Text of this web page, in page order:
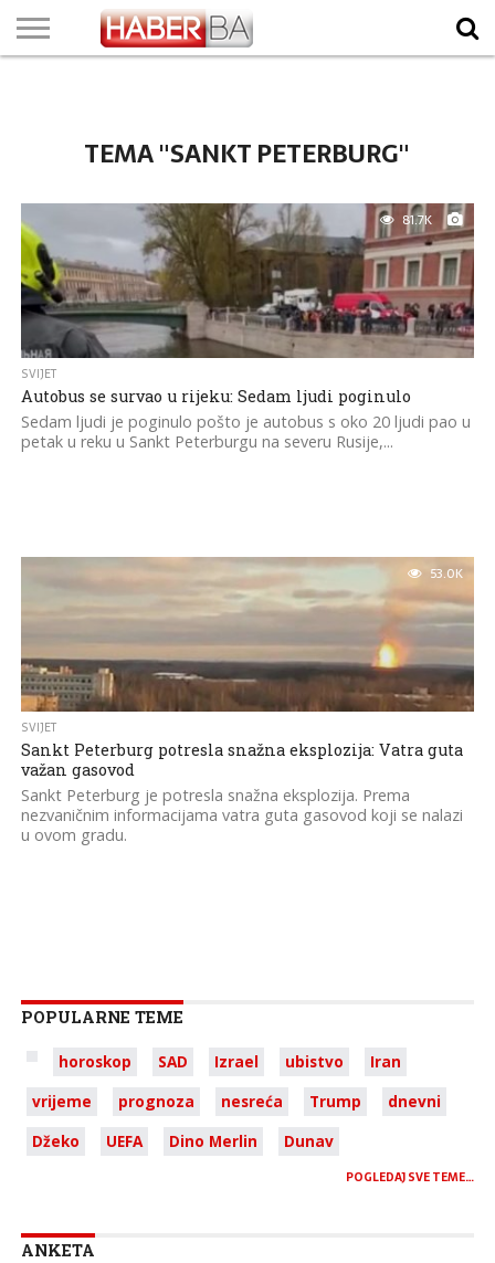
TEMA "SANKT PETERBURG"
81.7K
SVIJET
Autobus se survao u rijeku: Sedam ljudi poginulo
Sedam ljudi je poginulo pošto je autobus s oko 20 ljudi pao u
petak u reku u Sankt Peterburgu na severu Rusije,...
53.0K
SVIJET
Sankt Peterburg potresla snažna eksplozija: Vatra guta
važan gasovod
Sankt Peterburg je potresla snažna eksplozija. Prema
nezvaničnim informacijama vatra guta gasovod koji se nalazi
u ovom gradu.
POPULARNE TEME
horoskop SAD Izrael ubistvo
Iran
vrijeme
prognoza nesreća Trump
dnevni
Džeko
UEFA Dino Merlin Dunav
POGLEDAJ SVE TEME…
ANKETA